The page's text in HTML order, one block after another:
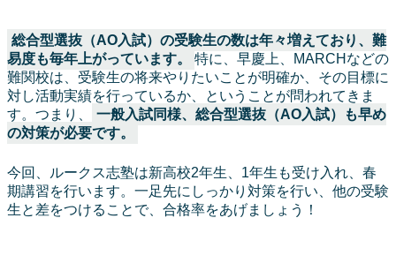
総合型選抜（AO入試）の受験生の数は年々増えており、難
易度も毎年上がっています。
特に、早慶上、MARCHなどの
難関校は、受験生の将来やりたいことが明確か、その目標に
対し活動実績を行っているか、ということが問われてきま
す。つまり、
一般入試同様、総合型選抜（AO入試）も早め
の対策が必要です。
今回、ルークス志塾は新高校2年生、1年生も受け入れ、春
期講習を行います。一足先にしっかり対策を行い、他の受験
生と差をつけることで、合格率をあげましょう！